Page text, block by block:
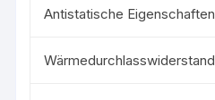
Antistatische Eigenschaften
Wärmedurchlasswiderstand